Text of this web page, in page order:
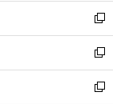
く
で
開
く
し
い
ウ
ィ
ン
ド
新
し
い
ウ
ィ
新
し
い
新